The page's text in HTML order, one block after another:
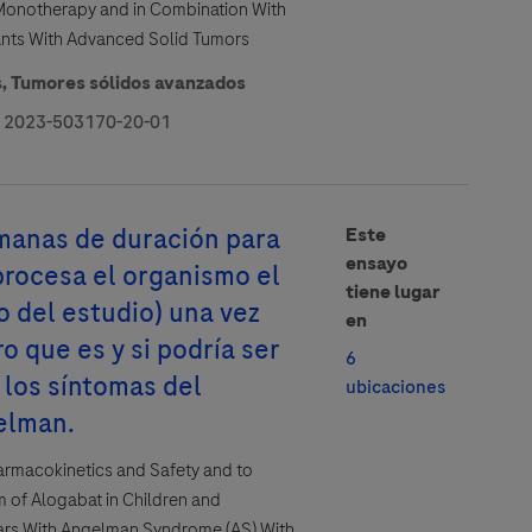
and in Combination With
With Advanced Solid Tumors
Tumores sólidos avanzados
503170-20-01
de duración para
el organismo el
del estudio) una vez
que es y si podría ser
síntomas del
and Safety and to
of Alogabat in Children and
Este
ensayo
tiene lugar
en
6
ubicaciones
con el propósito de responder
Médica como referencia.
es la base legal para procesar
te proporciona información
datos serán procesados de
con farmacovigilancia.